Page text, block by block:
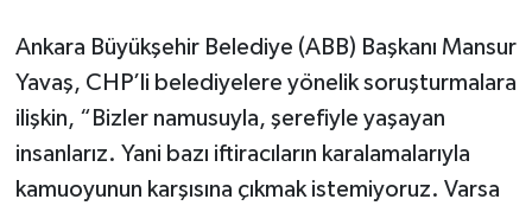
Ankara Büyükşehir Belediye (ABB) Başkanı Mansur
Yavaş, CHP’li belediyelere yönelik soruşturmalara
ilişkin, “Bizler namusuyla, şerefiyle yaşayan
insanlarız. Yani bazı iftiracıların karalamalarıyla
kamuoyunun karşısına çıkmak istemiyoruz. Varsa